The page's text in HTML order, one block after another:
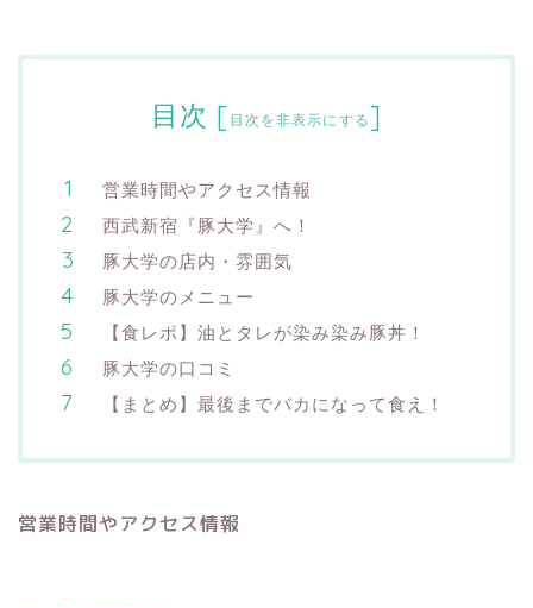
目次 [ 目次を非表示にする]
営業時間やアクセス情報
西武新宿『豚大学』へ！
豚大学の店内・雰囲気
豚大学のメニュー
【食レポ】油とタレが染み染み豚丼！
豚大学の口コミ
【まとめ】最後までバカになって食え！
営業時間やアクセス情報